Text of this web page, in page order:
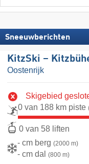
Sneeuwberichten
KitzSki –
Oostenrijk
Skigebied
0 van 188 km piste
0 van 58 liften
- cm berg (2000 m)
- cm dal (800 m)